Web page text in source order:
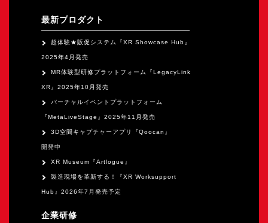
最新プロダクト
超体験★販促システム『XR Showcase Hub』
2025年4月発売
MR体験型研修プラットフォーム『LegacyLink
XR』2025年10月発売
バーチャルイベントプラットフォーム
『MetaLiveStage』2025年11月発売
3D空間キャプチャーアプリ『Qoocan』
開発中
XR Museum『Artlogue』
製造現場を革新する！『XR Worksupport
Hub』2026年7月発売予定
企業研修